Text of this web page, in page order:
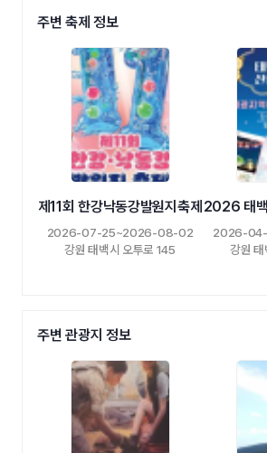
주변 축제 정보
제11회 한강낙동강발원지축제
2026-07-25~2026-08-02
강원 태백시 오투로 145
2026 태백
2026-
강원
주변 관광지 정보